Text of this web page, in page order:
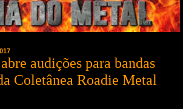
audições para bandas
Coletânea Roadie Metal